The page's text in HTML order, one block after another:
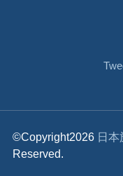
©Copyright2026 日本
Reserved.